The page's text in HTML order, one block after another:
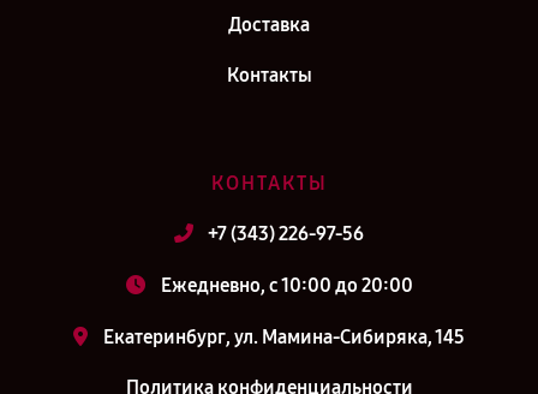
Доставка
Контакты
КОНТАКТЫ
+7 (343) 226-97-56
Ежедневно, с 10:00 до 20:00
Екатеринбург, ул. Мамина-Сибиряка, 145
Политика конфиденциальности